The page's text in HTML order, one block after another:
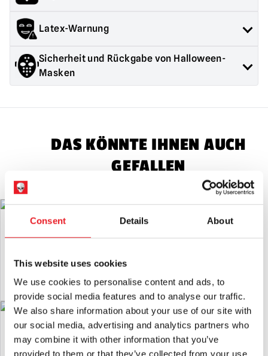
Consent Details About
This website uses cookies
We use cookies to personalise content and ads, to
provide social media features and to analyse our traffic.
We also share information about your use of our site with
our social media, advertising and analytics partners who
may combine it with other information that you’ve
provided to them or that they’ve collected from your use
Die von Mad About Horror verkauften Produkte sind
Sammlerstücke für Erwachsene oder Halloween-
Kinder unter 14 Jahren geeignet.
Latex-Warnung
Enthält Latex, kann bei latexempfindlichen Personen eine
allergische Reaktion hervorrufen
Sicherheit und Rückgabe von Halloween-
Masken
verkauft werden, sind Sammlerstücke, Halloween-
Seien Sie beim Tragen einer Maske stets
sein können.
Fällen bei latexempfindlichen Personen eine allergische
unbenutztem Zustand mit
Alle Anhänger angebracht.
DAS KÖNNTE IHNEN AUCH
GEFALLEN
Der weinende Wraith - Schwarz
£44.95
IN DEN WARENKORB LEGEN
PRODUKT ANSEHEN
Krampus Nacht Maske (Schwarz)
PRODUKT ANSEHEN
Weiße Nacht Krampus Maske
42.95
Dunkle Nacht der Vogelscheuche
Maske - Bubba
£64.95